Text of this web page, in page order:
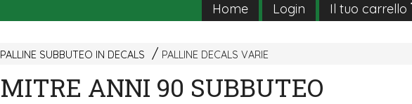
Home Login Il tuo carrello
PALLINE SUBBUTEO IN DECALS PALLINE DECALS VARIE
MITRE ANNI 90 SUBBUTEO